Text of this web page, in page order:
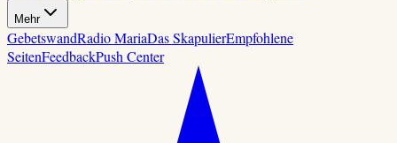
Mehr
GebetswandRadio MariaDas SkapulierEmpfohlene
SeitenFeedbackPush Center